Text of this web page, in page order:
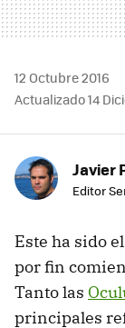
12 Octubre 2016
Actualizado 14
Javier
Editor
Este ha sido
por fin
Tanto las
principales